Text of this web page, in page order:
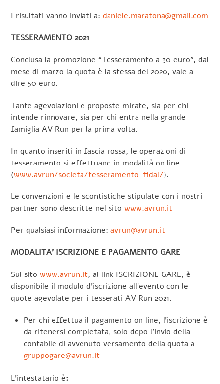
I risultati vanno inviati a:daniele.maratona@gmail.com
TESSERAMENTO 2021
Conclusa la promozione “Tesseramento a 30 euro”, dal
mese di marzo la quota è la stessa del 2020, vale a
dire 50 euro.
Tante agevolazioni e proposte mirate, sia per chi
intende rinnovare, sia per chi entra nella grande
famiglia AV Run per la prima volta.
In quanto inseriti in fascia rossa, le operazioni di
tesseramento si effettuano in modalità on line
(www.avrun/societa/tesseramento-fidal/).
Le convenzioni e le scontistiche stipulate con i nostri
partner sono descritte nel sitowww.avrun.it
Per qualsiasi informazione:avrun@avrun.it
MODALITA’ ISCRIZIONE E PAGAMENTO GARE
Sul sitowww.avrun.it, al link ISCRIZIONE GARE, è
disponibile il modulo d’iscrizione all’evento con le
quote agevolate per i tesserati AV Run 2021.
Per chi effettua il pagamento on line, l’iscrizione è
da ritenersi completata, solo dopo l’invio della
contabile di avvenuto versamento della quota a
gruppogare@avrun.it
L’intestatario è: